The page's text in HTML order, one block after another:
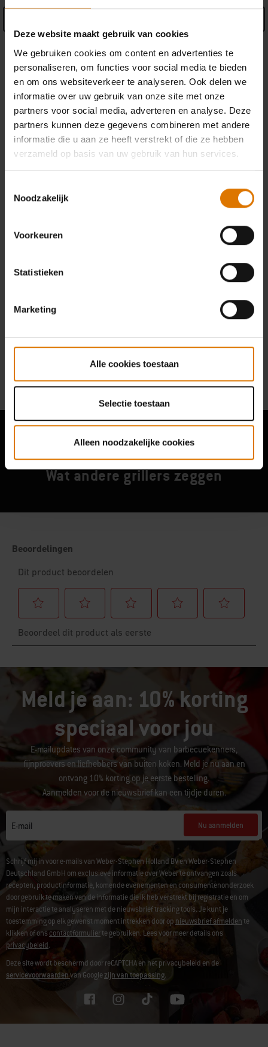
Deze website maakt gebruik van cookies
We gebruiken cookies om content en advertenties te
personaliseren, om functies voor social media te bieden
en om ons websiteverkeer te analyseren. Ook delen we
informatie over uw gebruik van onze site met onze
partners voor social media, adverteren en analyse. Deze
partners kunnen deze gegevens combineren met andere
informatie die u aan ze heeft verstrekt of die ze hebben
verzameld op basis van uw gebruik van hun services.
Noodzakelijk
Voorkeuren
Statistieken
Marketing
Alle cookies toestaan
Selectie toestaan
Alleen noodzakelijke cookies
Fabrikant informatie
RESERVEONDERDELEN
Neem contact op met onze klantenservice als je vragen hebt over de
Wat andere grillers zeggen
Meld je aan: 10% korting
speciaal voor jou
E-mailupdates van onze community van barbecuekenners,
fijnproevers en liefhebbers van buiten koken. Meld je nu aan en
ontvang 10% korting op je eerste bestelling.
Aanmelden voor de nieuwsbrief kan een tijdje duren.
E-mail Nu aanmelden
Schrijf mij in voor e-mails van Weber-Stephen Holland BV en Weber-Stephen
Deutschland GmbH om exclusieve informatie over Weber te ontvangen zoals
recepten, productinformatie, komende evenementen en consumentenonderzoek
door gebruik te maken van de informatie die ik heb verstrekt bij registratie en om
mijn interactie te analyseren met de nieuwsbrief tracking tools. Je kunt je
toestemming op elk gewenst moment intrekken door op nieuwsbrief afmeldente
klikken of ons contactformulierte gebruiken. Lees voor meer details ons
privacybeleid.
Deze site wordt beschermd door reCAPTCHA en het privacybeleid en de
servicevoorwaardenvan Googlezijn van toepassing.